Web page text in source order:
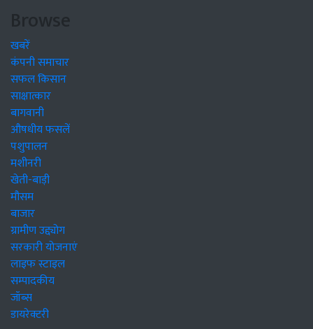
Browse
खबरें
कंपनी समाचार
सफल किसान
साक्षात्कार
बागवानी
औषधीय फसलें
पशुपालन
मशीनरी
खेती-बाड़ी
मौसम
बाजार
ग्रामीण उद्द्योग
सरकारी योजनाएं
लाइफ स्टाइल
सम्पादकीय
जॉब्स
डायरेक्टरी